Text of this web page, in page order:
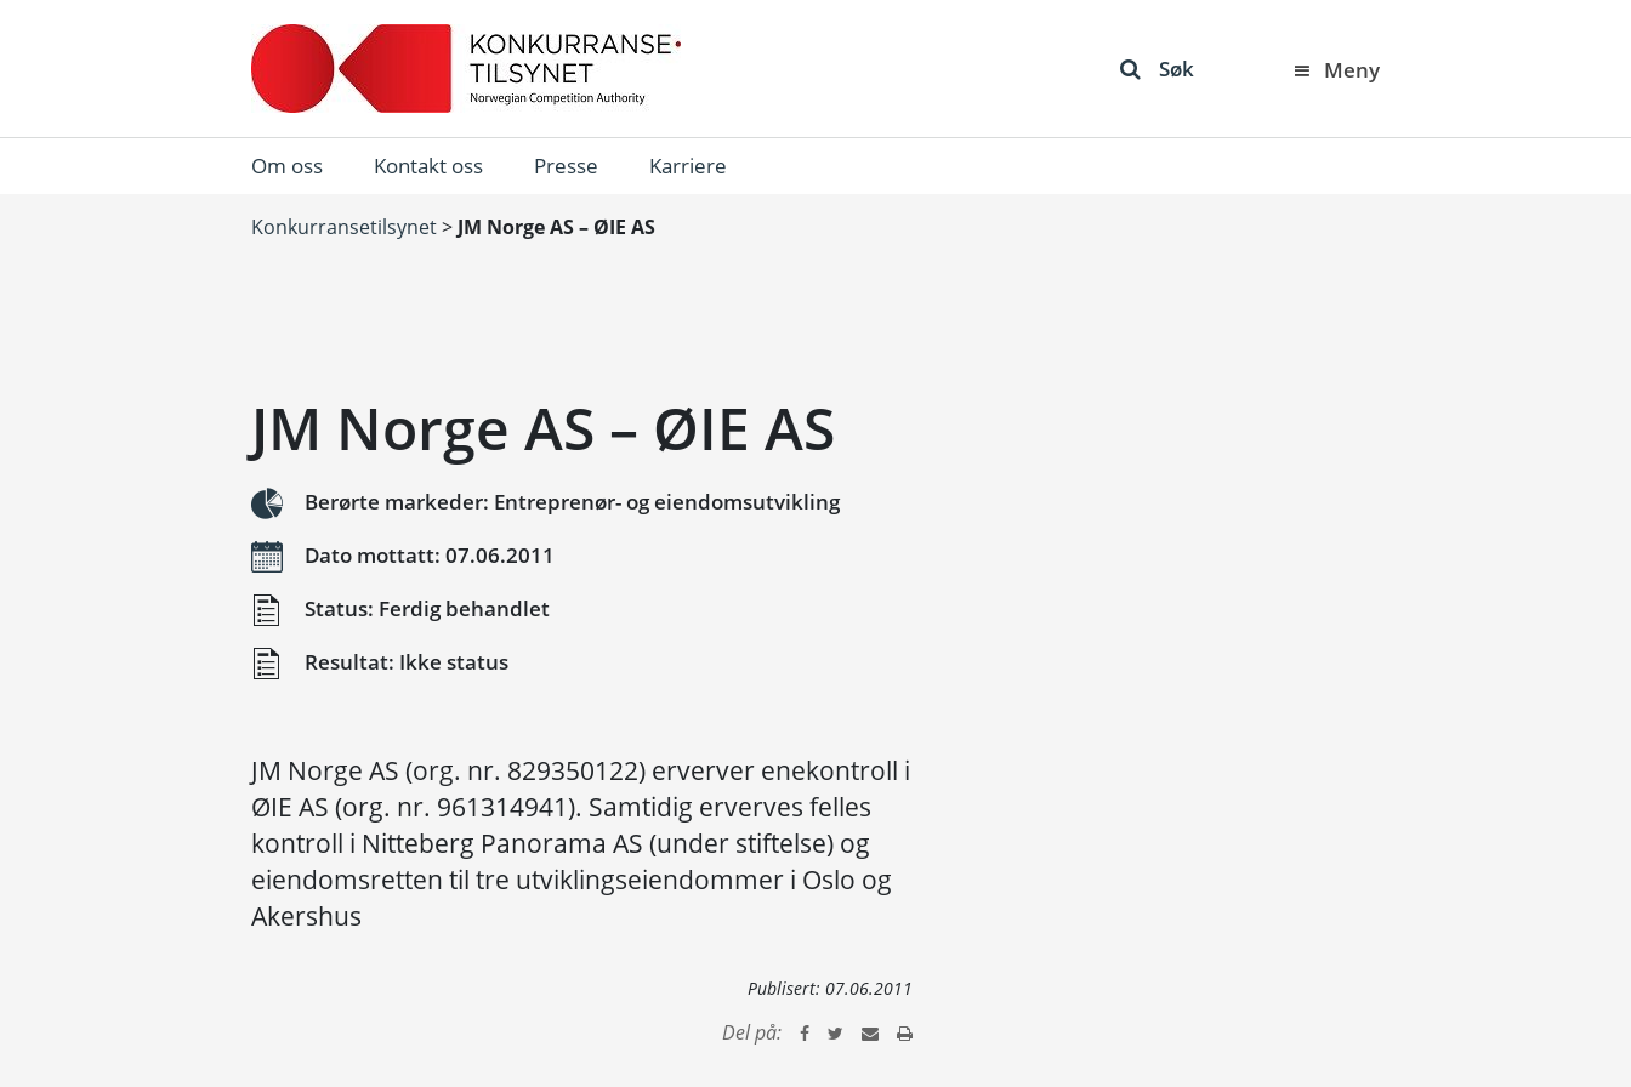
Søk Meny
Om oss Kontakt oss Presse Karriere
Konkurransetilsynet> JM Norge AS – ØIE AS
JM Norge AS – ØIE AS
Berørte markeder: Entreprenør- og eiendomsutvikling
Dato mottatt: 07.06.2011
Status: Ferdig behandlet
Resultat: Ikke status
JM Norge AS (org. nr. 829350122) erverver enekontroll i
ØIE AS (org. nr. 961314941). Samtidig erverves felles
kontroll i Nitteberg Panorama AS (under stiftelse) og
eiendomsretten til tre utviklingseiendommer i Oslo og
Akershus
Publisert: 07.06.2011
Del på: